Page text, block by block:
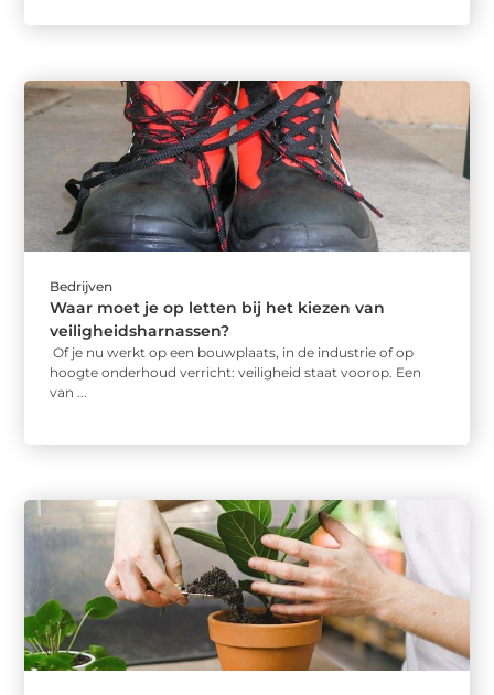
Bedrijven
Waar moet je op letten bij het kiezen van
veiligheidsharnassen?
Of je nu werkt op een bouwplaats, in de industrie of op
hoogte onderhoud verricht: veiligheid staat voorop. Een
van ...